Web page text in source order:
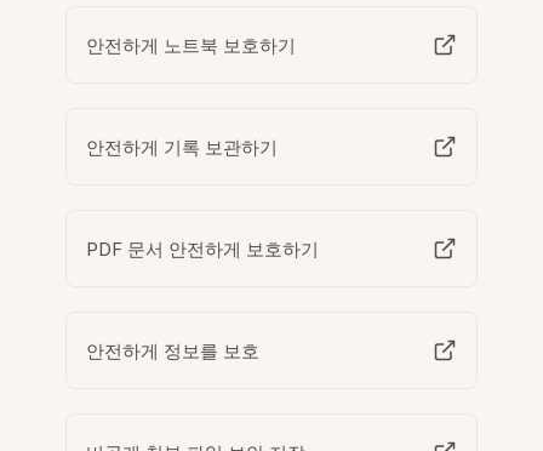
안전하게 노트북 보호하기
안전하게 기록 보관하기
PDF 문서 안전하게 보호하기
안전하게 정보를 보호